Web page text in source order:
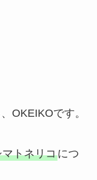
OKEIKOです。
マトネリコにつ